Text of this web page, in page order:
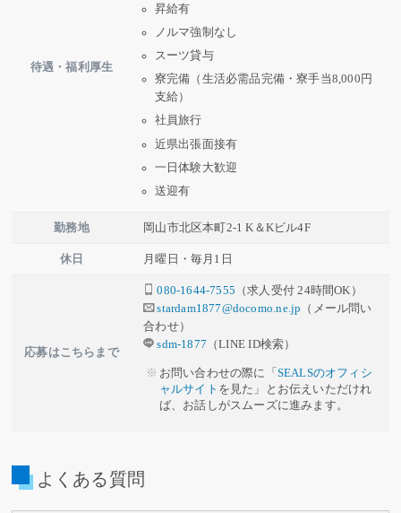
待遇・福利厚生
昇給有
ノルマ強制なし
スーツ貸与
寮完備（生活必需品完備・寮手当8,000円
支給）
社員旅行
近県出張面接有
一日体験大歓迎
送迎有
勤務地 岡山市北区本町2-1 K＆Kビル4F
休日 月曜日・毎月1日
応募はこちらまで
080-1644-7555 （求人受付 24時間OK）
stardam1877@docomo.ne.jp （メール問い
合わせ）
sdm-1877 （LINE ID検索）
お問い合わせの際に「 SEALSのオフィシ
ャルサイト を見た」とお伝えいただけれ
ば、お話しがスムーズに進みます。
よくある質問